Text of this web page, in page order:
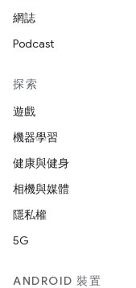
網誌
Podcast
探索
遊戲
機器學習
健康與健身
相機與媒體
隱私權
5G
ANDROID 裝置